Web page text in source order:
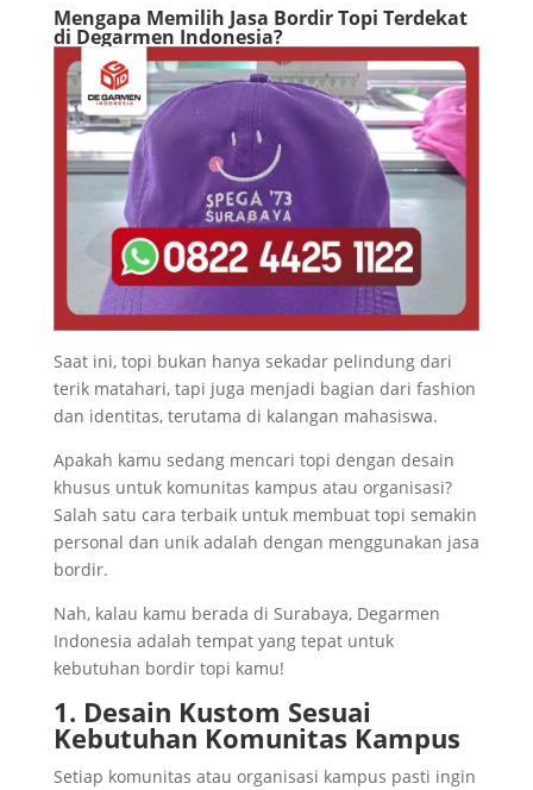
Mengapa Memilih Jasa Bordir Topi Terdekat
di Degarmen Indonesia?
Saat ini, topi bukan hanya sekadar pelindung dari
terik matahari, tapi juga menjadi bagian dari fashion
dan identitas, terutama di kalangan mahasiswa.
Apakah kamu sedang mencari topi dengan desain
khusus untuk komunitas kampus atau organisasi?
Salah satu cara terbaik untuk membuat topi semakin
personal dan unik adalah dengan menggunakan jasa
bordir.
Nah, kalau kamu berada di Surabaya, Degarmen
Indonesia adalah tempat yang tepat untuk
kebutuhan bordir topi kamu!
1. Desain Kustom Sesuai
Kebutuhan Komunitas Kampus
Setiap komunitas atau organisasi kampus pasti ingin